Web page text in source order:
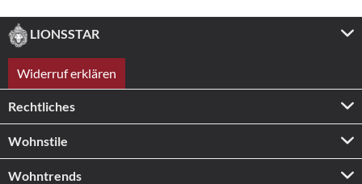
LIONSSTAR
Widerruf erklären
Rechtliches
Wohnstile
Wohntrends